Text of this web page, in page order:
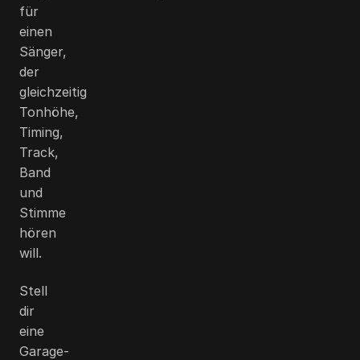
für
einen
Sänger,
der
gleichzeitig
Tonhöhe,
Timing,
Track,
Band
und
Stimme
hören
will.
Stell
dir
eine
Garage-